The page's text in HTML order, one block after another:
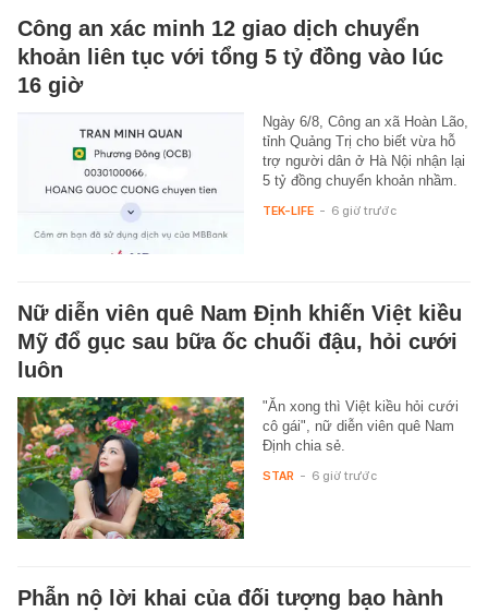
Công an xác minh 12 giao dịch chuyển
khoản liên tục với tổng 5 tỷ đồng vào lúc
16 giờ
Ngày 6/8, Công an xã Hoàn Lão,
tỉnh Quảng Trị cho biết vừa hỗ
trợ người dân ở Hà Nội nhận lại
5 tỷ đồng chuyển khoản nhầm.
TEK-LIFE - 6 giờ trước
Nữ diễn viên quê Nam Định khiến Việt kiều
Mỹ đổ gục sau bữa ốc chuối đậu, hỏi cưới
luôn
"Ăn xong thì Việt kiều hỏi cưới
cô gái", nữ diễn viên quê Nam
Định chia sẻ.
STAR - 6 giờ trước
Phẫn nộ lời khai của đối tượng bạo hành